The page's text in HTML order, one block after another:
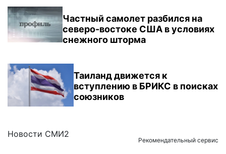
Частный самолет разбился на
северо-востоке США в условиях
снежного шторма
Таиланд движется к
вступлению в БРИКС в поисках
союзников
Новости СМИ2
Рекомендательный сервис